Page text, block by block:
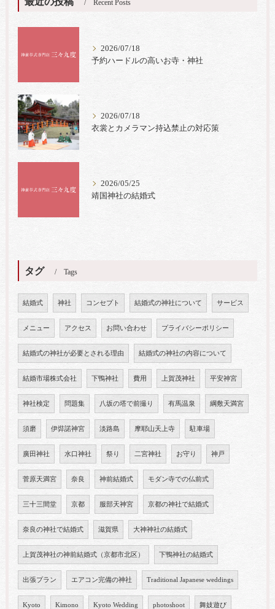
Recent Posts
2026/07/18
予約ハードルの高いお寺・神社
2026/07/18
衣裳とカメラマン持込禁止の対応策
2026/05/25
靖国神社の結婚式
タグ Tags
結婚式 神社 コンセプト 結婚式の神社について サービス
メニュー アクセス お問い合わせ プライバシーポリシー
結婚式の神社が必要とされる理由 結婚式の神社の内容について
結婚市場株式会社 下鴨神社 費用 上賀茂神社 平安神宮
神社検定 問題集 八坂の塔で前撮り 有馬温泉 綱敷天満宮
須磨 伊弉諾神宮 淡路島 摩耶山天上寺 駐車場
廣田神社 水口神社 祭り 二宮神社 お守り 神戸
菅原天満宮 奈良 神前結婚式 モダン寺での仏前式
三十三間堂 京都 服部天神宮 京都の神社で結婚式
奈良の神社で結婚式 滋賀県 大神神社の結婚式
上賀茂神社の神前結婚式（京都市北区） 下鴨神社の結婚式
出張プラン エアコン完備の神社 Traditional Japanese weddings
Kyoto Kimono Kyoto Wedding photoshoot 舞妓遊び